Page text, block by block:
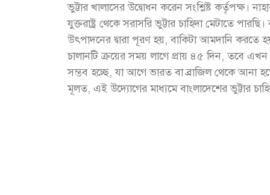
ভুট্টার খালাসের উদ্বোধন করেন সংশ্লিষ্ট কর্তৃপক্ষ।
যুক্তরাষ্ট্র থেকে সরাসরি ভুট্টার চাহিদা মেটাতে
উৎপাদনের দ্বারা পূরণ হয়, বাকিটা আমদানি করতে
চালানটি ক্রয়ের সময় লাগে প্রায় ৪৫ দিন, তবে
সম্ভব হচ্ছে, যা আগে ভারত বা ব্রাজিল থেকে আনা
মূলত, এই উদ্যোগের মাধ্যমে বাংলাদেশের ভুট্টার